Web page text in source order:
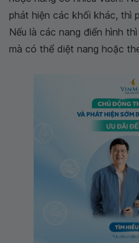
phát hiện các khối khác, thì
Nếu là các nang điển hình
mà có thể diệt nang hoặc